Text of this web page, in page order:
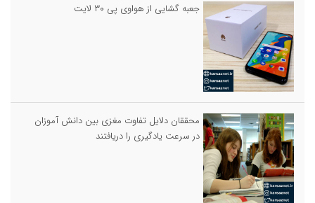
جعبه گشایی از هواوی پی ۳۰ لایت
محققان دلایل تفاوت مغزی بین دانش آموزان
در سرعت یادگیری را دریافتند